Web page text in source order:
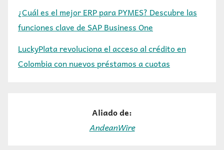
¿Cuál es el mejor ERP para PYMES? Descubre las
funciones clave de SAP Business One
LuckyPlata revoluciona el acceso al crédito en
Colombia con nuevos préstamos a cuotas
Aliado de:
AndeanWire